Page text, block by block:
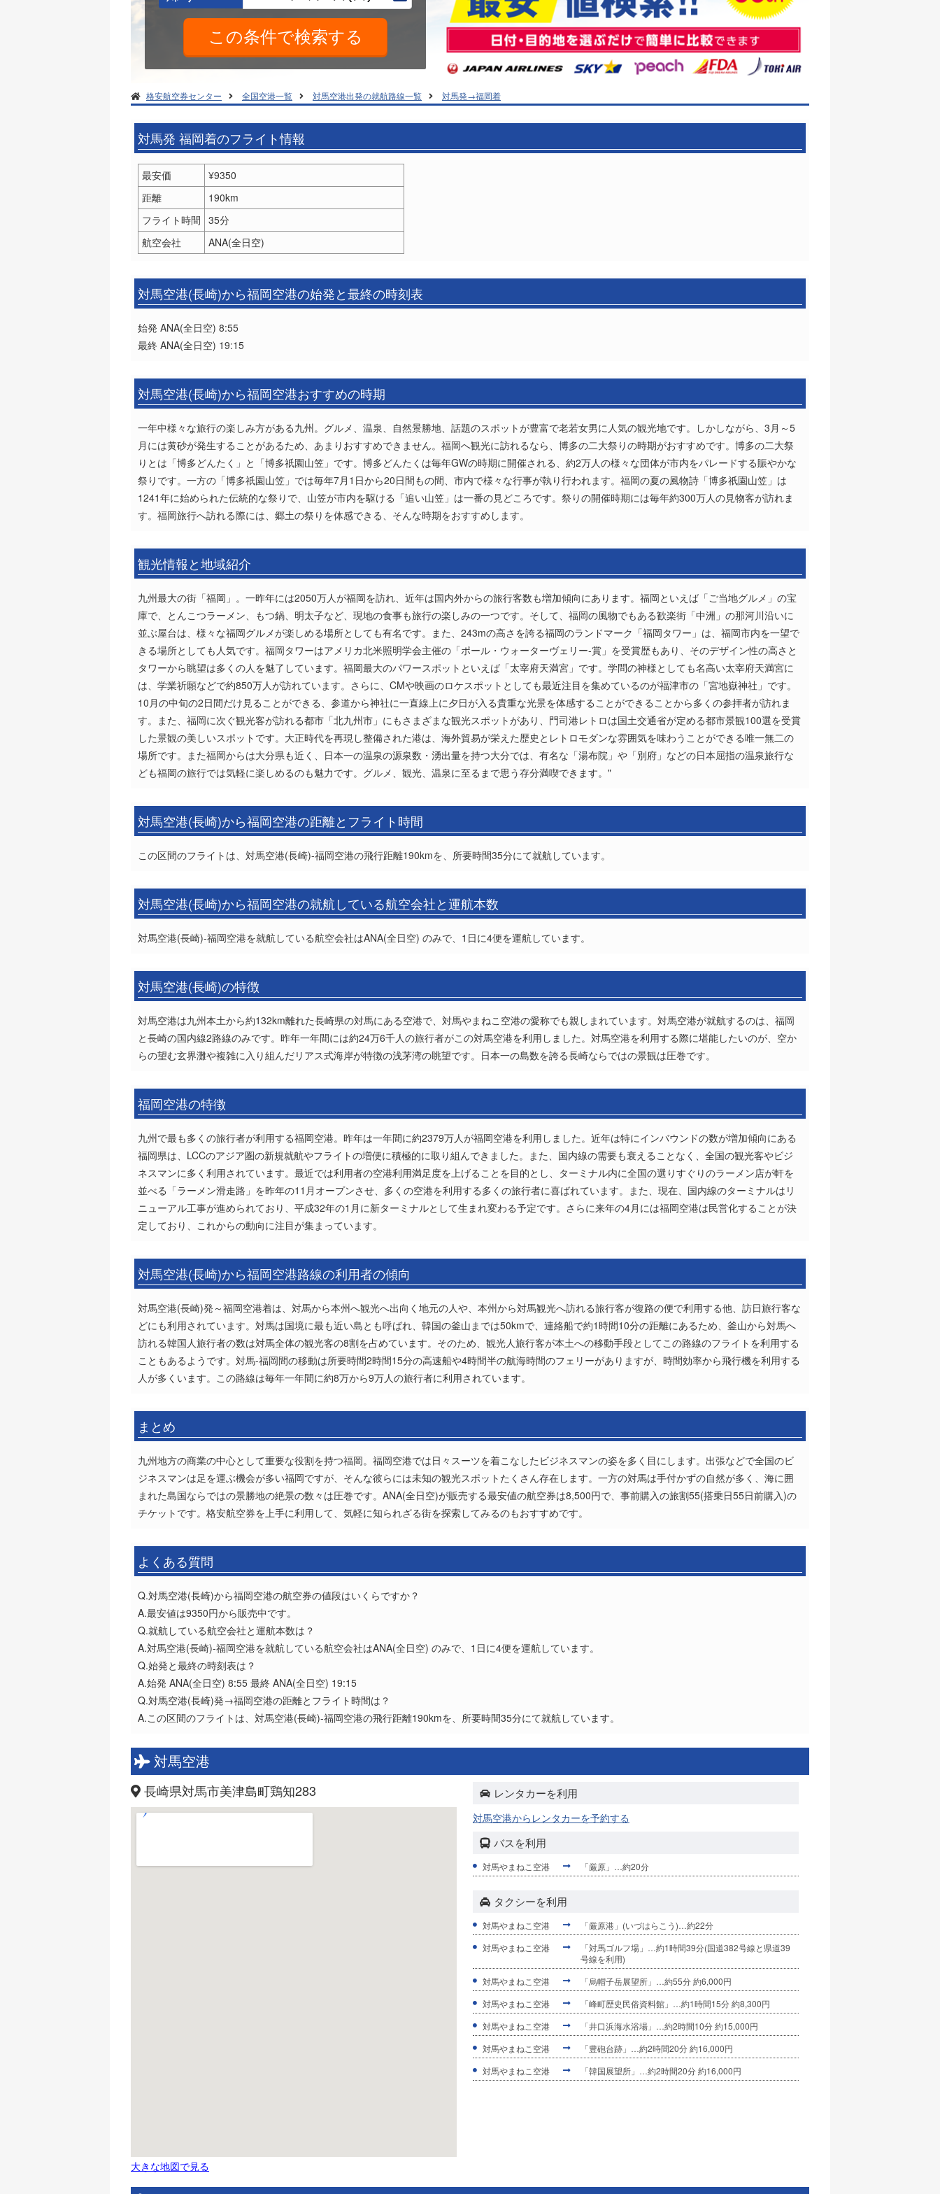
格安航空券センター 全国空港一覧 対馬空港出発の就航路線一覧 対馬発→福岡着
対馬発 福岡着のフライト情報
最安価
¥9350
距離
190km
フライト時間 35分
航空会社
ANA(全日空)
対馬空港(長崎)から福岡空港の始発と最終の時刻表
始発 ANA(全日空) 8:55
最終 ANA(全日空) 19:15
対馬空港(長崎)から福岡空港おすすめの時期
一年中様々な旅行の楽しみ方がある九州。グルメ、温泉、自然景勝地、話題のスポットが豊富で老若女男に人気の観光地です。しかしながら、3月～5
月には黄砂が発生することがあるため、あまりおすすめできません。福岡へ観光に訪れるなら、博多の二大祭りの時期がおすすめです。博多の二大祭
りとは「博多どんたく」と「博多祇園山笠」です。博多どんたくは毎年GWの時期に開催される、約2万人の様々な団体が市内をパレードする賑やかな
祭りです。一方の「博多祇園山笠」では毎年7月1日から20日間もの間、市内で様々な行事が執り行われます。福岡の夏の風物詩「博多祇園山笠」は
1241年に始められた伝統的な祭りで、山笠が市内を駆ける「追い山笠」は一番の見どころです。祭りの開催時期には毎年約300万人の見物客が訪れま
す。福岡旅行へ訪れる際には、郷土の祭りを体感できる、そんな時期をおすすめします。
観光情報と地域紹介
九州最大の街「福岡」。一昨年には2050万人が福岡を訪れ、近年は国内外からの旅行客数も増加傾向にあります。福岡といえば「ご当地グルメ」の宝
庫で、とんこつラーメン、もつ鍋、明太子など、現地の食事も旅行の楽しみの一つです。そして、福岡の風物でもある歓楽街「中洲」の那河川沿いに
並ぶ屋台は、様々な福岡グルメが楽しめる場所としても有名です。また、243mの高さを誇る福岡のランドマーク「福岡タワー」は、福岡市内を一望で
きる場所としても人気です。福岡タワーはアメリカ北米照明学会主催の「ポール・ウォーターヴェリー-賞」を受賞歴もあり、そのデザイン性の高さと
タワーから眺望は多くの人を魅了しています。福岡最大のパワースポットといえば「太宰府天満宮」です。学問の神様としても名高い太宰府天満宮に
は、学業祈願などで約850万人が訪れています。さらに、CMや映画のロケスポットとしても最近注目を集めているのが福津市の「宮地嶽神社」です。
10月の中旬の2日間だけ見ることができる、参道から神社に一直線上に夕日が入る貴重な光景を体感することができることから多くの参拝者が訪れま
す。また、福岡に次ぐ観光客が訪れる都市「北九州市」にもさまざまな観光スポットがあり、門司港レトロは国土交通省が定める都市景観100選を受賞
した景観の美しいスポットです。大正時代を再現し整備された港は、海外貿易が栄えた歴史とレトロモダンな雰囲気を味わうことができる唯一無二の
場所です。また福岡からは大分県も近く、日本一の温泉の源泉数・湧出量を持つ大分では、有名な「湯布院」や「別府」などの日本屈指の温泉旅行な
ども福岡の旅行では気軽に楽しめるのも魅力です。グルメ、観光、温泉に至るまで思う存分満喫できます。"
対馬空港(長崎)から福岡空港の距離とフライト時間
この区間のフライトは、対馬空港(長崎)-福岡空港の飛行距離190kmを、所要時間35分にて就航しています。
対馬空港(長崎)から福岡空港の就航している航空会社と運航本数
対馬空港(長崎)-福岡空港を就航している航空会社はANA(全日空) のみで、1日に4便を運航しています。
対馬空港(長崎)の特徴
対馬空港は九州本土から約132km離れた長崎県の対馬にある空港で、対馬やまねこ空港の愛称でも親しまれています。対馬空港が就航するのは、福岡
と長崎の国内線2路線のみです。昨年一年間には約24万6千人の旅行者がこの対馬空港を利用しました。対馬空港を利用する際に堪能したいのが、空か
らの望む玄界灘や複雑に入り組んだリアス式海岸が特徴の浅茅湾の眺望です。日本一の島数を誇る長崎ならではの景観は圧巻です。
福岡空港の特徴
九州で最も多くの旅行者が利用する福岡空港。昨年は一年間に約2379万人が福岡空港を利用しました。近年は特にインバウンドの数が増加傾向にある
福岡県は、LCCのアジア圏の新規就航やフライトの増便に積極的に取り組んできました。また、国内線の需要も衰えることなく、全国の観光客やビジ
ネスマンに多く利用されています。最近では利用者の空港利用満足度を上げることを目的とし、ターミナル内に全国の選りすぐりのラーメン店が軒を
並べる「ラーメン滑走路」を昨年の11月オープンさせ、多くの空港を利用する多くの旅行者に喜ばれています。また、現在、国内線のターミナルはリ
ニューアル工事が進められており、平成32年の1月に新ターミナルとして生まれ変わる予定です。さらに来年の4月には福岡空港は民営化することが決
定しており、これからの動向に注目が集まっています。
対馬空港(長崎)から福岡空港路線の利用者の傾向
対馬空港(長崎)発～福岡空港着は、対馬から本州へ観光へ出向く地元の人や、本州から対馬観光へ訪れる旅行客が復路の便で利用する他、訪日旅行客な
どにも利用されています。対馬は国境に最も近い島とも呼ばれ、韓国の釜山までは50kmで、連絡船で約1時間10分の距離にあるため、釜山から対馬へ
訪れる韓国人旅行者の数は対馬全体の観光客の8割を占めています。そのため、観光人旅行客が本土への移動手段としてこの路線のフライトを利用する
こともあるようです。対馬-福岡間の移動は所要時間2時間15分の高速船や4時間半の航海時間のフェリーがありますが、時間効率から飛行機を利用する
人が多くいます。この路線は毎年一年間に約8万から9万人の旅行者に利用されています。
まとめ
九州地方の商業の中心として重要な役割を持つ福岡。福岡空港では日々スーツを着こなしたビジネスマンの姿を多く目にします。出張などで全国のビ
ジネスマンは足を運ぶ機会が多い福岡ですが、そんな彼らには未知の観光スポットたくさん存在します。一方の対馬は手付かずの自然が多く、海に囲
まれた島国ならではの景勝地の絶景の数々は圧巻です。ANA(全日空)が販売する最安値の航空券は8,500円で、事前購入の旅割55(搭乗日55日前購入)の
チケットです。格安航空券を上手に利用して、気軽に知られざる街を探索してみるのもおすすめです。
よくある質問
Q.対馬空港(長崎)から福岡空港の航空券の値段はいくらですか？
A.最安値は9350円から販売中です。
Q.就航している航空会社と運航本数は？
A.対馬空港(長崎)-福岡空港を就航している航空会社はANA(全日空) のみで、1日に4便を運航しています。
Q.始発と最終の時刻表は？
A.始発 ANA(全日空) 8:55 最終 ANA(全日空) 19:15
Q.対馬空港(長崎)発→福岡空港の距離とフライト時間は？
A.この区間のフライトは、対馬空港(長崎)-福岡空港の飛行距離190kmを、所要時間35分にて就航しています。
対馬空港
長崎県対馬市美津島町鶏知283
大きな地図で見る
レンタカーを利用
対馬空港からレンタカーを予約する
バスを利用
対馬やまねこ空港 「厳原」…約20分
タクシーを利用
対馬やまねこ空港
「厳原港」(いづはらこう)…約22分
対馬やまねこ空港
「対馬ゴルフ場」…約1時間39分(国道382号線と県道39
号線を利用)
対馬やまねこ空港
「烏帽子岳展望所」…約55分 約6,000円
対馬やまねこ空港
「峰町歴史民俗資料館」…約1時間15分 約8,300円
対馬やまねこ空港
「井口浜海水浴場」…約2時間10分 約15,000円
対馬やまねこ空港
「豊砲台跡」…約2時間20分 約16,000円
対馬やまねこ空港
「韓国展望所」…約2時間20分 約16,000円